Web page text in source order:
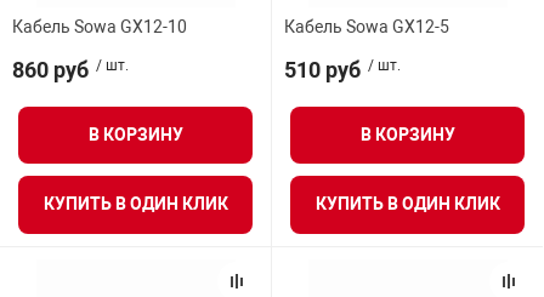
Кабель Sowa GX12-10
860 руб / шт.
В КОРЗИНУ
КУПИТЬ В ОДИН КЛИК
Кабель Sowa GX12-5
510 руб / шт.
В КОРЗИНУ
КУПИТЬ В ОДИН КЛИК